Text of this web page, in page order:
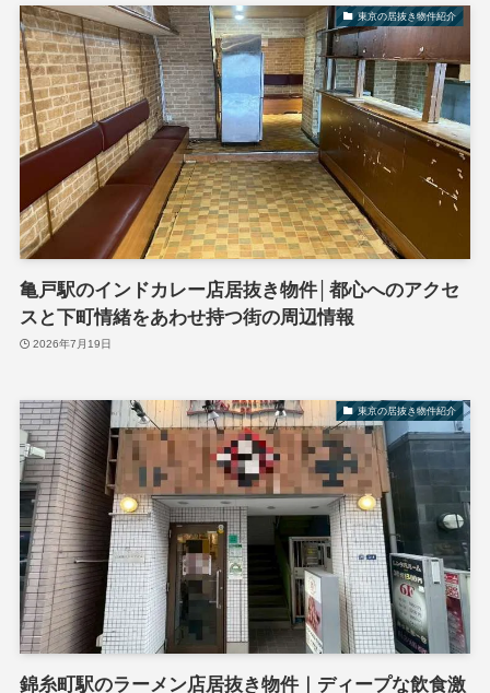
東京の居抜き物件紹介
亀戸駅のインドカレー店居抜き物件│都心へのアクセ
スと下町情緒をあわせ持つ街の周辺情報
2026年7月19日
東京の居抜き物件紹介
錦糸町駅のラーメン店居抜き物件｜ディープな飲食激